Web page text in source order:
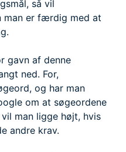
så vil
man er færdig med at
gavn af denne
ned. For,
og har man
om at søgeordene
man ligge højt, hvis
andre krav.